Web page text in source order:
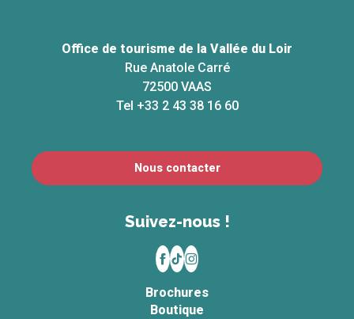
Office de tourisme de la Vallée du Loir
Rue Anatole Carré
72500 VAAS
Tel +33 2 43 38 16 60
Nous contacter
Suivez-nous !
Brochures
Boutique